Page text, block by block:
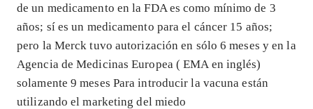
de un medicamento en la FDA es como mínimo de 3
años; sí es un medicamento para el cáncer 15 años;
pero la Merck tuvo autorización en sólo 6 meses y en la
Agencia de Medicinas Europea ( EMA en inglés)
solamente 9 meses Para introducir la vacuna están
utilizando el marketing del miedo